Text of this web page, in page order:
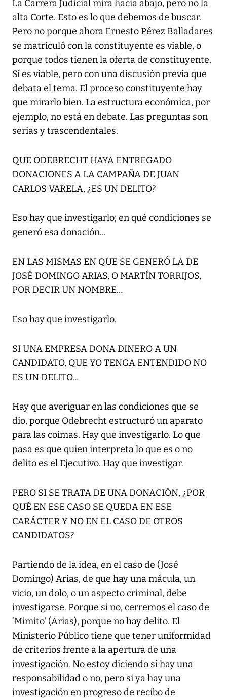
La Carrera Judicial mira hacia abajo, pero no la
alta Corte. Esto es lo que debemos de buscar.
Pero no porque ahora Ernesto Pérez Balladares
se matriculó con la constituyente es viable, o
porque todos tienen la oferta de constituyente.
Sí es viable, pero con una discusión previa que
debata el tema. El proceso constituyente hay
que mirarlo bien. La estructura económica, por
ejemplo, no está en debate. Las preguntas son
serias y trascendentales.
QUE ODEBRECHT HAYA ENTREGADO
DONACIONES A LA CAMPAÑA DE JUAN
CARLOS VARELA, ¿ES UN DELITO?
Eso hay que investigarlo; en qué condiciones se
generó esa donación...
EN LAS MISMAS EN QUE SE GENERÓ LA DE
JOSÉ DOMINGO ARIAS, O MARTÍN TORRIJOS,
POR DECIR UN NOMBRE…
Eso hay que investigarlo.
SI UNA EMPRESA DONA DINERO A UN
CANDIDATO, QUE YO TENGA ENTENDIDO NO
ES UN DELITO…
Hay que averiguar en las condiciones que se
dio, porque Odebrecht estructuró un aparato
para las coimas. Hay que investigarlo. Lo que
pasa es que quien interpreta lo que es o no
delito es el Ejecutivo. Hay que investigar.
PERO SI SE TRATA DE UNA DONACIÓN, ¿POR
QUÉ EN ESE CASO SE QUEDA EN ESE
CARÁCTER Y NO EN EL CASO DE OTROS
CANDIDATOS?
Partiendo de la idea, en el caso de (José
Domingo) Arias, de que hay una mácula, un
vicio, un dolo, o un aspecto criminal, debe
investigarse. Porque si no, cerremos el caso de
‘Mimito' (Arias), porque no hay delito. El
Ministerio Público tiene que tener uniformidad
de criterios frente a la apertura de una
investigación. No estoy diciendo si hay una
responsabilidad o no, pero si ya hay una
investigación en progreso de recibo de